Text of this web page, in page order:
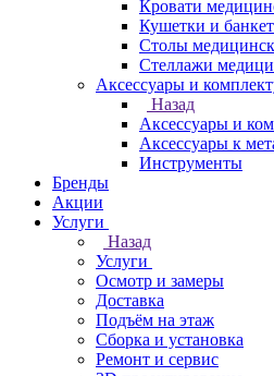
Кровати
Кушетки и
Столы
Стеллажи
Аксессуары и
Назад
Аксессуары и
Аксессуары к
Инструменты
Бренды
Акции
Услуги
Назад
Услуги
Осмотр и замеры
Доставка
Подъём на этаж
Сборка и установка
Ремонт и сервис